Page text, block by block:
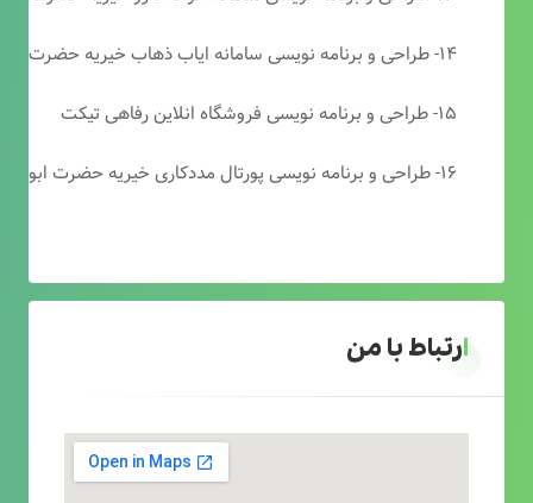
۱۴- طراحی و برنامه نویسی سامانه ایاب ذهاب خیریه حضرت ابوالفضل (ع)
۱۵- طراحی و برنامه نویسی فروشگاه انلاین رفاهی تیکت
۱۶- طراحی و برنامه نویسی پورتال مددکاری خیریه حضرت ابوالفضل (ع)
ارتباط با من